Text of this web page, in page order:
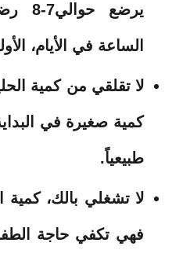
الساعة في الأيام،
لا تقلقي من كمية
كمية صغيرة في
طبيعياً.
لا تشغلي بالك، كمية
فهي تكفي حاجة